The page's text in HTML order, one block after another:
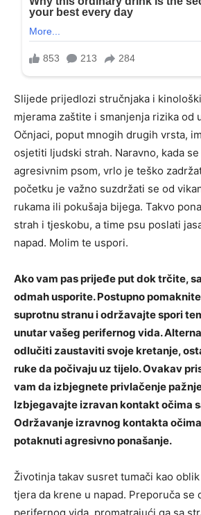
Slijede prijedlozi stručnjaka i
mjerama zaštite i smanjenja rizika od
Očnjaci, poput mnogih drugih vrsta,
osjetiti ljudski strah. Naravno, kada
agresivnim psom, vrlo je teško
početku je važno suzdržati se od
rukama ili pokušaja bijega. Takvo
strah i tjeskobu, a time psu poslati
napad. Molim te uspori.
Ako vam pas prijeđe put dok trčite,
odmah usporite. Postupno
suprotnu stranu i održavajte spori
unutar vašeg perifernog vida.
odlučiti zaustaviti svoje kretanje,
ruke da počivaju uz tijelo. Ovakav
vam da izbjegnete privlačenje
Izbjegavajte izravan kontakt očima
Održavanje izravnog kontakta
potaknuti agresivno ponašanje.
Životinja takav susret tumači kao
tjera da krene u napad. Preporuča se
perifernog vida, promatrajući ga sa